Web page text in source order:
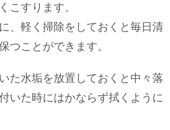
こすります。
、軽く掃除をしておくと毎日清
つことができます。
た水垢を放置しておくと中々落
いた時にはかならず拭くように